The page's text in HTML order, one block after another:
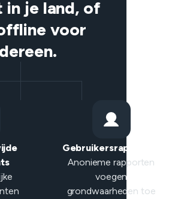
in je land, of
voor
Gebruikersrapporten
Anonieme rapporten
voegen
grondwaarheden toe